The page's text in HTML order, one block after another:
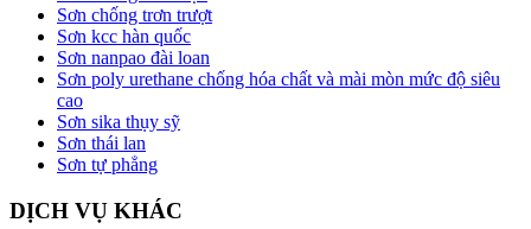
Sơn chống trơn trượt
Sơn kcc hàn quốc
Sơn nanpao đài loan
Sơn poly urethane chống hóa chất và mài mòn mức độ siêu
cao
Sơn sika thụy sỹ
Sơn thái lan
Sơn tự phẳng
DỊCH VỤ KHÁC